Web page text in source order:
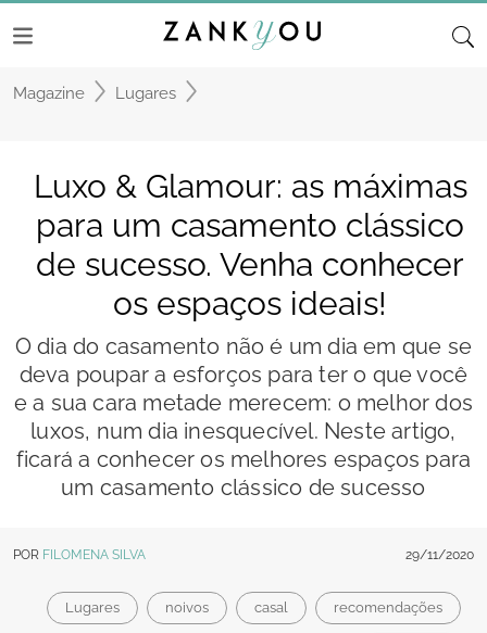
Magazine Lugares
Luxo & Glamour: as máximas
para um casamento clássico
de sucesso. Venha conhecer
os espaços ideais!
O dia do casamento não é um dia em que se
deva poupar a esforços para ter o que você
e a sua cara metade merecem: o melhor dos
luxos, num dia inesquecível. Neste artigo,
ficará a conhecer os melhores espaços para
um casamento clássico de sucesso
POR FILOMENA SILVA 29/11/2020
Lugares noivos casal recomendações